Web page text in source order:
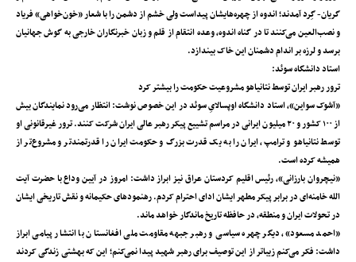
‌گریان- گِرد آمدند؛ اندوه از چهره‌هایشان پیداست ولی خشم از دشمن را با شعار «خون‌خواهی» فریاد
و نصب‌العین می‌کنند تا در گناه اندوه، وعده انتقام از قلم و زبان خبرنگاران خارجی به گوش جهانیان
برسد و لرزه بر اندام دشمنان این خاک بیندازد.
استاد دانشگاه سوئد:
ترور رهبر ایران توسط نتانیاهو مشروعیت حکومت را بیشتر کرد
«آشوک سواین»، استاد دانشگاه اوپسالایِ سوئد در این خصوص نوشت: انتظار می‌رود نمایندگان بیش
از ۱۰۰ کشور و ۲۰ میلیون ایرانی در مراسم تشییع پیکر رهبر عالی ایران شرکت کنند. ترور غیرقانونی او
توسط نتانیاهو و ترامپ، ایران را به یک قدرت بزرگ و حکومت ایران را قدرتمندتر و مشروع‌تر از
همیشه کرده است.
«نیچروان بارزانی»، رئیس اقلیم کردستان عراق نیز ابراز داشت: امروز در آیین وداع با حضرت آیت
‌الله خامنه‌ای در برابر پیکر مطهر ایشان ادای احترام کردم. رهنمودهای حکیمانه و نقش تاریخی ایشان
در تحولات ایران و منطقه، در حافظه تاریخ ماندگار خواهد ماند.
«احمد مسعود»، دیگر چهره سیاسی و رهبر جبهه مقاومت ملی افغانستان با انتشار پیامی ابراز
داشت: فکر می‌کنم زیباتر از این توصیف برای رهبر شهید پیدا نمی‌کنم؛ این ‌که بهشتی زندگی کردند